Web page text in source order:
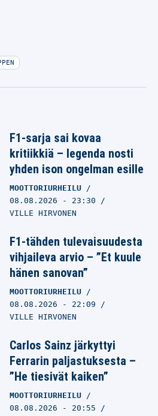
F1-sarja sai kovaa
kritiikkiä – legenda nosti
yhden ison ongelman esille
MOOTTORIURHEILU
08.08.2026 - 23:30
VILLE HIRVONEN
F1-tähden tulevaisuudesta
vihjaileva arvio – ”Et kuule
hänen sanovan”
MOOTTORIURHEILU
08.08.2026 - 22:09
VILLE HIRVONEN
Carlos Sainz järkyttyi
Ferrarin paljastuksesta –
”He tiesivät kaiken”
MOOTTORIURHEILU
08.08.2026 - 20:55